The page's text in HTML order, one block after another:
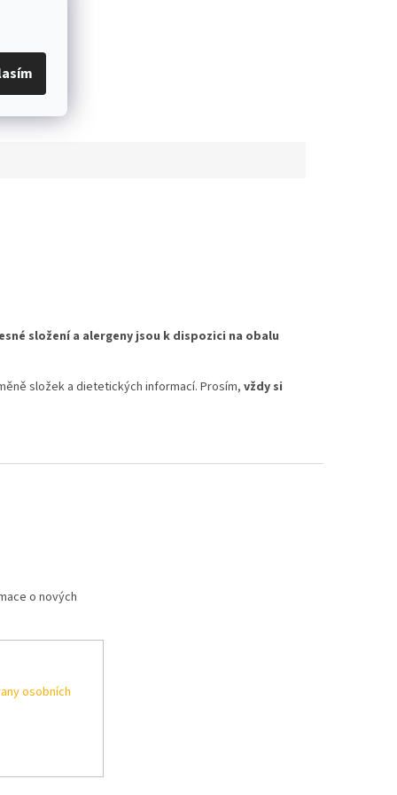
složení a alergeny jsou k dispozici na obalu
složek a dietetických informací. Prosím, vždy si
o nových
osobních